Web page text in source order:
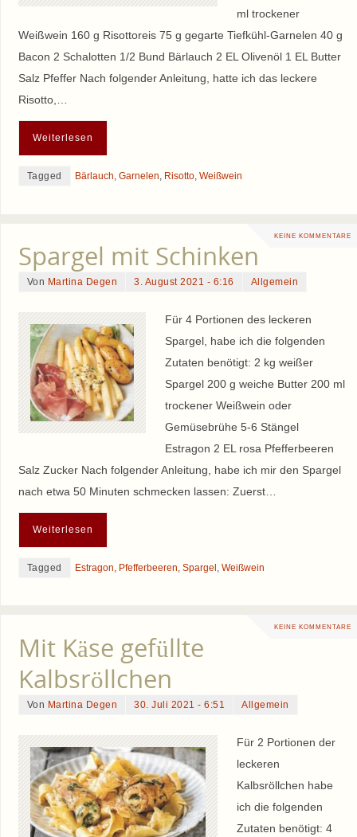
ml trockener
Weißwein 160 g Risottoreis 75 g gegarte Tiefkühl-Garnelen 40 g
Bacon 2 Schalotten 1/2 Bund Bärlauch 2 EL Olivenöl 1 EL Butter
Salz Pfeffer Nach folgender Anleitung, hatte ich das leckere
Risotto,…
Weiterlesen
Tagged Bärlauch, Garnelen, Risotto, Weißwein
KEINE KOMMENTARE
Spargel mit Schinken
Von Martina Degen 3. August 2021 - 6:16 Allgemein
Für 4 Portionen des leckeren
Spargel, habe ich die folgenden
Zutaten benötigt: 2 kg weißer
Spargel 200 g weiche Butter 200 ml
trockener Weißwein oder
Gemüsebrühe 5-6 Stängel
Estragon 2 EL rosa Pfefferbeeren
Salz Zucker Nach folgender Anleitung, habe ich mir den Spargel
nach etwa 50 Minuten schmecken lassen: Zuerst…
Weiterlesen
Tagged Estragon Pfefferbeeren Spargel Weißwein
KEINE KOMMENTARE
Mit Käse gefüllte
Kalbsröllchen
Von Martina Degen 30. Juli 2021 - 6:51 Allgemein
Für 2 Portionen der
leckeren
Kalbsröllchen habe
ich die folgenden
Zutaten benötigt: 4